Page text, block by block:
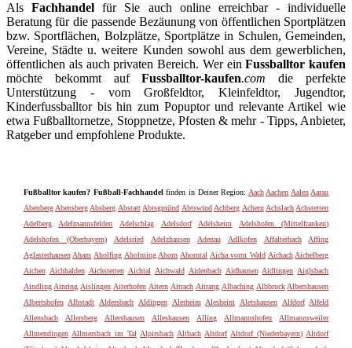
AlsFachhandel für Sie auch online erreichbar - individuelle
Beratung für die passende Bezäunung von öffentlichen Sportplätzen
bzw. Sportflächen, Bolzplätze, Sportplätze in Schulen, Gemeinden,
Vereine, Städte u. weitere Kunden sowohl aus dem gewerblichen,
öffentlichen als auch privaten Bereich. Wer einFussballtor kaufen
möchte bekommt aufFussballtor-kaufen.com die perfekte
Unterstützung - vom Großfeldtor, Kleinfeldtor, Jugendtor,
Kinderfussballtor bis hin zum Popuptor und relevante Artikel wie
etwa Fußballtornetze, Stoppnetze, Pfosten & mehr - Tipps, Anbieter,
Ratgeber und empfohlene Produkte.
Fußballtor kaufen? Fußball-Fachhandelfinden in Deiner Region: Aach Aachen Aalen Aarau
Abenberg Abensberg Absberg Abstatt Abtsgmünd Abtswind Achberg Achern Achslach Achstetten
Adelberg
Adelmannsfelden Adelschlag Adelsdorf Adelsheim
Adelshofen (Mittelfranken)
Adelshofen (Oberbayern)
Adelsried Adelzhausen Adenau Adlkofen Affalterbach
Affing
Aglasterhausen Aham Aholfing Aholming Ahorn Ahorntal Aicha vorm Wald Aichach Aichelberg
Aichen Aichhalden Aichstetten Aichtal Aichwald Aidenbach Aidhausen Aidlingen Aiglsbach
Aindling Ainring Aislingen Aiterhofen Aitern Aitrach Aitrang Albaching Albbruck Albershausen
Albertshofen Albstadt Aldersbach Aldingen Alerheim Alesheim Aletshausen Alfdorf Alfeld
Allensbach
Allersberg Allershausen Alleshausen Alling Allmannshofen
Allmannsweiler
Allmendingen Allmersbach im Tal Alpirsbach Altbach Altdorf Altdorf (Niederbayern) Altdorf